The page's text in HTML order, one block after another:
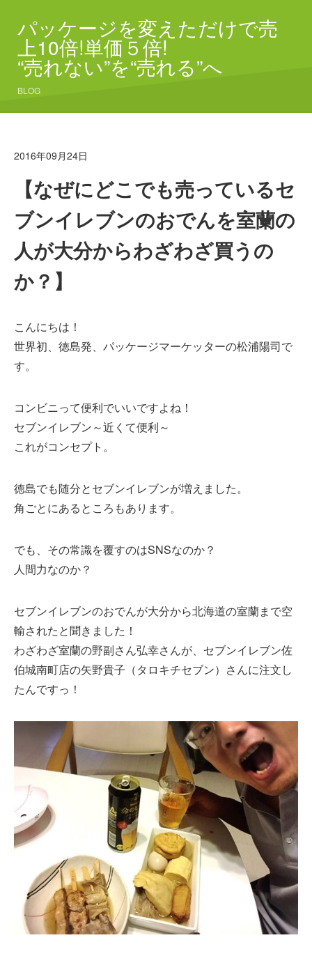
パッケージを変えただけで売
上10倍!単価５倍!
“売れない”を“売れる”へ
BLOG
2016年09月24日
【なぜにどこでも売っているセ
ブンイレブンのおでんを室蘭の
人が大分からわざわざ買うの
か？】
こんにちは！
世界初、徳島発、パッケージマーケッターの松浦陽司で
す。
コンビニって便利でいいですよね！
セブンイレブン～近くて便利～
これがコンセプト。
徳島でも随分とセブンイレブンが増えました。
角ごとにあるところもあります。
でも、その常識を覆すのはSNSなのか？
人間力なのか？
セブンイレブンのおでんが大分から北海道の室蘭まで空
輸されたと聞きました！
わざわざ室蘭の野副さん弘幸さんが、セブンイレブン佐
伯城南町店の矢野貴子（タロキチセブン）さんに注文し
たんですっ！